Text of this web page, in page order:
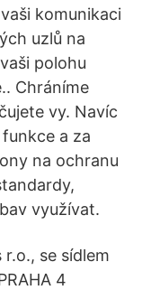
komunikaci
uzlů na
polohu
Chráníme
vy. Navíc
a za
na ochranu
využívat.
r.o., se sídlem
4